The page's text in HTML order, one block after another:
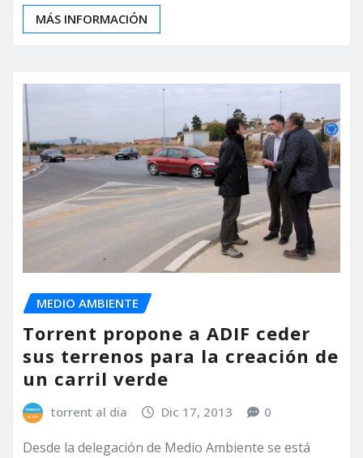
MÁS INFORMACIÓN
MEDIO AMBIENTE
Torrent propone a ADIF ceder
sus terrenos para la creación de
un carril verde
torrent al dia Dic 17, 2013 0
Desde la delegación de Medio Ambiente se está